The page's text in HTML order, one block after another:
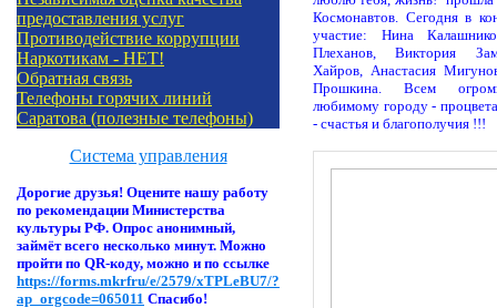
предоставления услуг
Противодействие коррупции
Наркотикам - НЕТ!
Обратная связь
Телефоны горячих линий
Саратова (полезные телефоны)
Система управления
Дорогие друзья! Оцените нашу работу
по рекомендации Министерства
культуры РФ. Опрос анонимный,
займёт всего несколько минут. Можно
пройти по QR-коду, можно и по ссылке
https://forms.mkrfru/e/2579/xTPLeBU7/?
ap_orgcode=065011 Спасибо!
Космонавтов. Сегодня в
участие: Нина
Плеханов, Виктория
Хайров, Анастасия
Прошкина. Всем
любимому городу -
- счастья и благополучия !!!